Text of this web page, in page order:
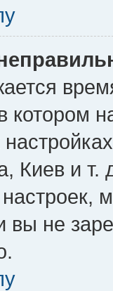
котором
Киев и т.
вы не